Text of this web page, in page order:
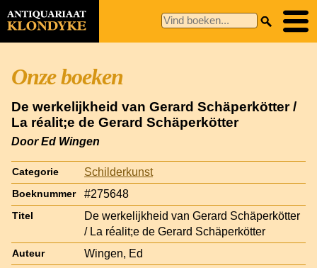
Onze boeken
De werkelijkheid van Gerard Schäperkötter /
La réalit;e de Gerard Schäperkötter
Door Ed Wingen
Categorie Schilderkunst
Boeknummer #275648
Titel
De werkelijkheid van Gerard Schäperkötter
/ La réalit;e de Gerard Schäperkötter
Auteur Wingen, Ed